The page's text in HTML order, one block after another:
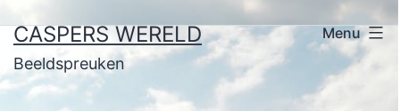
naar
de
CASPERS WERELD
Beeldspreuken
Menu